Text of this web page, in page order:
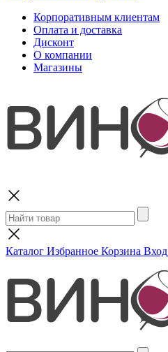
Корпоративным клиентам
Оплата и доставка
Дисконт
О компании
Магазины
Каталог Избранное Корзина Вход